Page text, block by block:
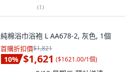
(1)
純棉浴巾浴袍 L AA678-2, 灰色, 1個
首購折扣價$1,821
10% $1,621 ($1621.00/1個)